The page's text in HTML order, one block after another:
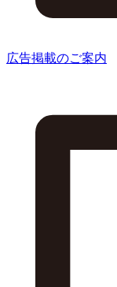
広告掲載のご案内